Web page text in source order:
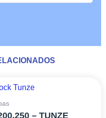
– TUNZE